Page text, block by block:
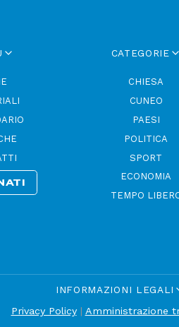
CATEGORIE
CHIESA
CUNEO
PAESI
POLITICA
SPORT
ECONOMIA
TEMPO
INFORMAZIONI LEGALI
Privacy Policy| Amministrazione